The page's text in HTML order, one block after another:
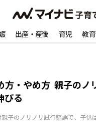
出産・産後 育児 教育
・やめ方 ―― 親子の
びる
親子のノリノリ試行錯誤で、子供